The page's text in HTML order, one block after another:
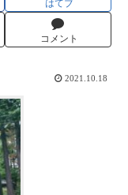
はてブ
コメント
2021.10.18